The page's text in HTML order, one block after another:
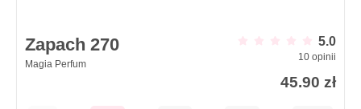
Zapach 270
Magia Perfum
5.0
10 opinii
45.90 zł